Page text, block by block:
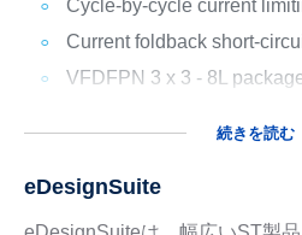
Cycle-by-cycle current
Current foldback short-
VFDFPN 3 x 3 - 8L
続きを読む
eDesignSuite